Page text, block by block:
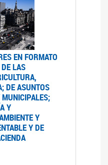
EN FORMATO
LAS
DE ASUNTOS
Y
Y
Y DE